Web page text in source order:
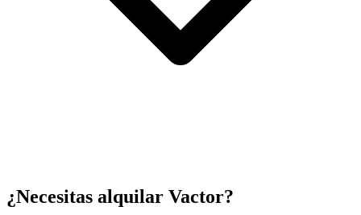
¿Necesitas alquilar Vactor?